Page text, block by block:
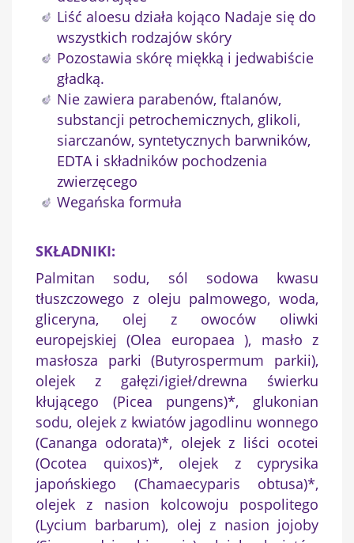
Liść aloesu działa kojąco Nadaje się do
wszystkich rodzajów skóry
Pozostawia skórę miękką i jedwabiście
gładką.
Nie zawiera parabenów, ftalanów,
substancji petrochemicznych, glikoli,
siarczanów, syntetycznych barwników,
EDTA i składników pochodzenia
zwierzęcego
Wegańska formuła
SKŁADNIKI:
Palmitan sodu, sól sodowa kwasu
tłuszczowego z oleju palmowego, woda,
gliceryna, olej z owoców oliwki
europejskiej (Olea europaea ), masło z
masłosza parki (Butyrospermum parkii),
olejek z gałęzi/igieł/drewna świerku
kłującego (Picea pungens)*, glukonian
sodu, olejek z kwiatów jagodlinu wonnego
(Cananga odorata)*, olejek z liści ocotei
(Ocotea quixos)*, olejek z cyprysika
japońskiego (Chamaecyparis obtusa)*,
olejek z nasion kolcowoju pospolitego
(Lycium barbarum), olej z nasion jojoby
Nazwa listy życzeń
Anuluj Utwórz listę życzeń